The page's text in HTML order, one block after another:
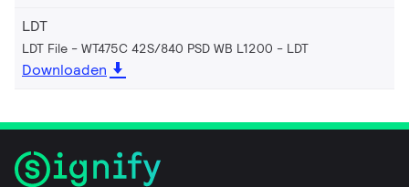
LDT
LDT File - WT475C 42S/840 PSD WB L1200 LDT
Downloaden